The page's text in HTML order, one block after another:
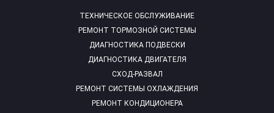
ТЕХНИЧЕСКОЕ ОБСЛУЖИВАНИЕ
РЕМОНТ ТОРМОЗНОЙ СИСТЕМЫ
ДИАГНОСТИКА ПОДВЕСКИ
ДИАГНОСТИКА ДВИГАТЕЛЯ
СХОД-РАЗВАЛ
РЕМОНТ СИСТЕМЫ ОХЛАЖДЕНИЯ
РЕМОНТ КОНДИЦИОНЕРА